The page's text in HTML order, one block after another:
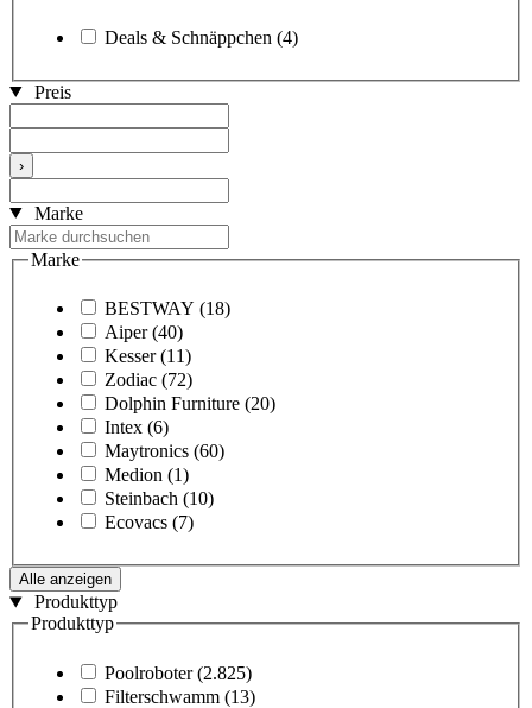
Deals & Schnäppchen (4)
Preis
›
Marke
Marke
BESTWAY (18)
Aiper (40)
Kesser (11)
Zodiac (72)
Dolphin Furniture (20)
Intex (6)
Maytronics (60)
Medion (1)
Steinbach (10)
Ecovacs (7)
Alle anzeigen
Produkttyp
Produkttyp
Poolroboter (2.825)
Filterschwamm (13)